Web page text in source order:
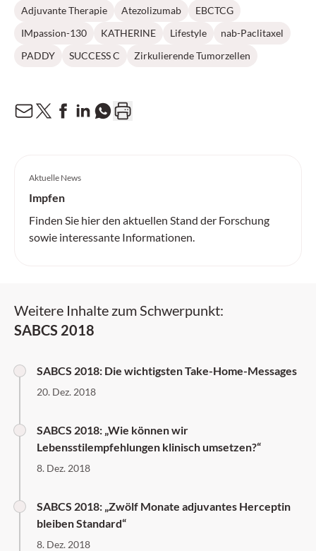
Adjuvante Therapie Atezolizumab
EBCTCG
IMpassion-130
KATHERINE Lifestyle
nab-Paclitaxel
PADDY
SUCCESS C Zirkulierende Tumorzellen
Aktuelle News
Impfen
Finden Sie hier den aktuellen Stand der Forschung
sowie interessante Informationen.
Weitere Inhalte zum Schwerpunkt:
SABCS 2018
SABCS 2018: Die wichtigsten Take-Home-Messages
20. Dez. 2018
SABCS 2018: „Wie können wir
Lebensstilempfehlungen klinisch umsetzen?“
8. Dez. 2018
SABCS 2018: „Zwölf Monate adjuvantes Herceptin
bleiben Standard“
8. Dez. 2018